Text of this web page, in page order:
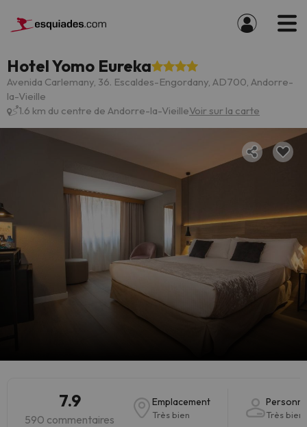
Hotel Yomo Eureka
Avenida Carlemany, 36. Escaldes-Engordany, AD700, Andorre-
la-Vieille
1.6 km du centre de Andorre-la-VieilleVoir sur la carte
7.9
590 commentaires
Emplacement
Très bien Très bien